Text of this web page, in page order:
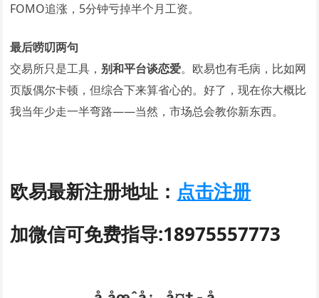
FOMO追涨，5分钟亏掉半个月工资。
最后唠叨两句
交易所只是工具， 别和平台谈恋爱。欧易也有毛病，比如网
页版偶尔卡顿，但综合下来算省心的。好了，现在你大概比
我当年少走一半弯路——当然，市场总会教你新东西。
欧易最新注册地址： 点击注册
加微信可免费指导:18975557773